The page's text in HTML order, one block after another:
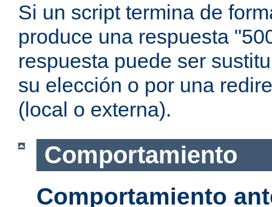
Si un script termina de
produce una respuesta
respuesta puede ser
su elección o por una
(local o externa).
Comportamiento
Comportamiento